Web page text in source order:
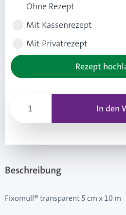
Ohne Rezept
Mit Kassenrezept
Mit Privatrezept
Rezept
In den
Beschreibung
Fixomull® transparent 5 cm x 10 m